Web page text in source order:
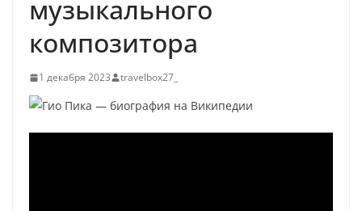
музыкального
композитора
1 декабря 2023 travelbox27_